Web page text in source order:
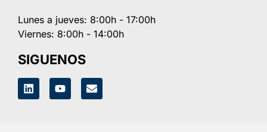
Lunes a jueves: 8:00h - 17:00h
Viernes: 8:00h - 14:00h
SIGUENOS